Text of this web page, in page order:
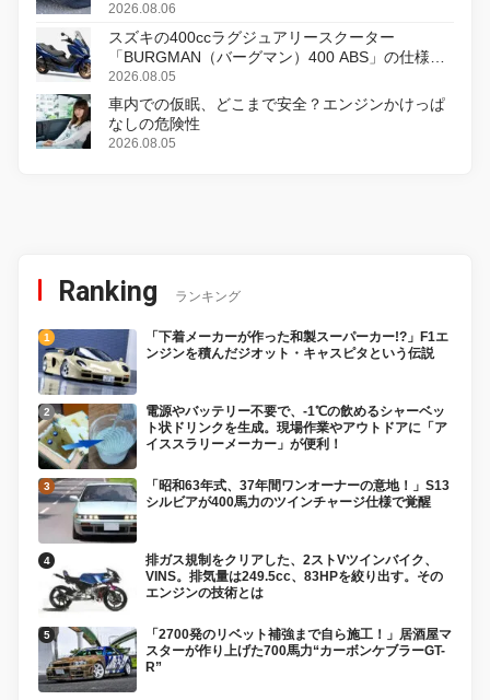
2026.08.06
スズキの400ccラグジュアリースクーター
「BURGMAN（バーグマン）400 ABS」の仕様を
変更し、8月18日に発売
2026.08.05
車内での仮眠、どこまで安全？エンジンかけっぱ
なしの危険性
2026.08.05
Ranking ランキング
「下着メーカーが作った和製スーパーカー!?」F1エ
ンジンを積んだジオット・キャスピタという伝説
電源やバッテリー不要で、-1℃の飲めるシャーベッ
ト状ドリンクを生成。現場作業やアウトドアに「ア
イススラリーメーカー」が便利！
「昭和63年式、37年間ワンオーナーの意地！」S13
シルビアが400馬力のツインチャージ仕様で覚醒
排ガス規制をクリアした、2ストVツインバイク、
VINS。排気量は249.5cc、83HPを絞り出す。その
エンジンの技術とは
「2700発のリベット補強まで自ら施工！」居酒屋マ
スターが作り上げた700馬力“カーボンケブラーGT-
R”